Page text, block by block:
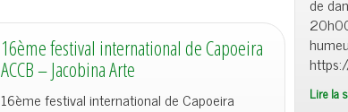
16ème festival international de Capoeira
ACCB – Jacobina Arte
16ème festival international de Capoeira
Lire la